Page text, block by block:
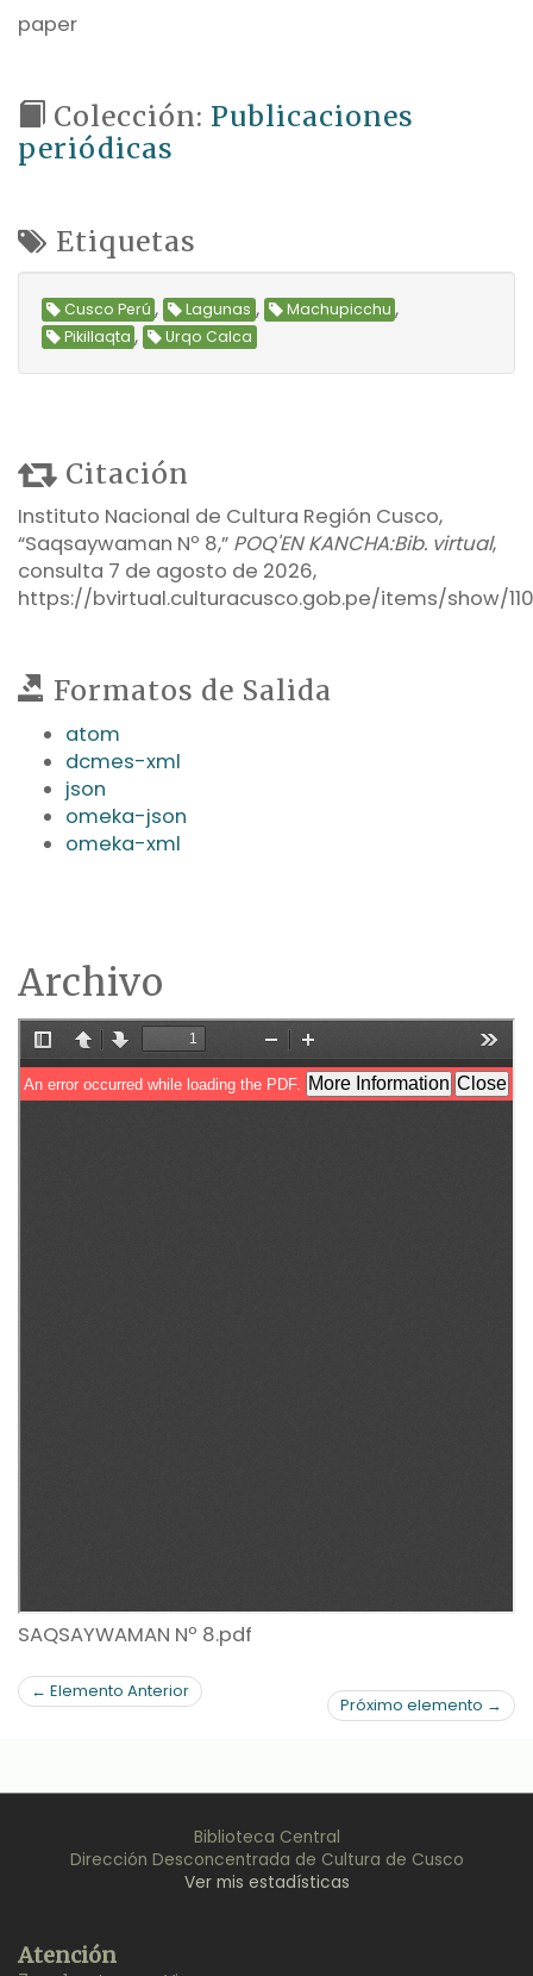
paper
Colección: Publicaciones
periódicas
Etiquetas
Cusco Perú , Lagunas , Machupicchu ,
Pikillaqta , Urqo Calca
Citación
Instituto Nacional de Cultura Región Cusco,
“Saqsaywaman Nº 8,” POQ'EN KANCHA:Bib. virtual,
consulta 7 de agosto de 2026,
https://bvirtual.culturacusco.gob.pe/items/show/110
Formatos de Salida
atom
dcmes-xml
json
omeka-json
omeka-xml
Archivo
SAQSAYWAMAN Nº 8.pdf
← Elemento Anterior
Próximo elemento →
Biblioteca Central
Dirección Desconcentrada de Cultura de Cusco
Ver mis estadísticas
Atención